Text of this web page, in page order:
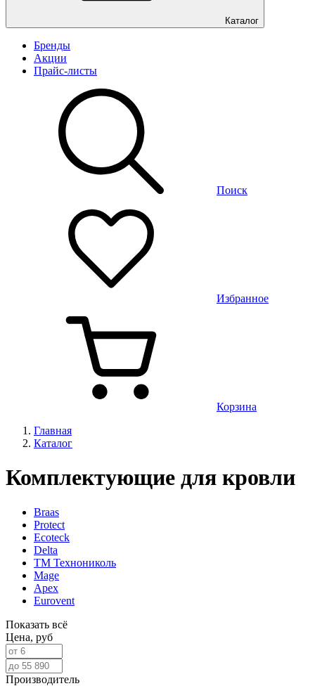
Каталог
Бренды
Акции
Прайс-листы
Поиск
Избранное
Корзина
Главная
Каталог
Комплектующие для кровли
Braas
Protect
Ecoteck
Delta
ТМ Технониколь
Mage
Apex
Eurovent
Показать всё
Цена, руб
Производитель